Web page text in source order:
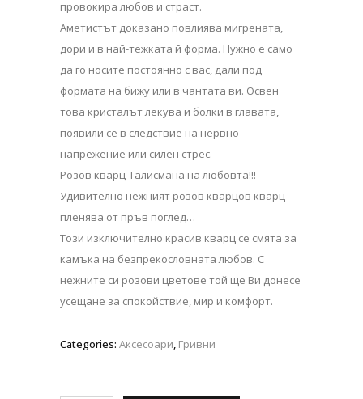
провокира любов и страст.
Аметистът доказано повлиява мигрената,
дори и в най-тежката й форма. Нужно е само
да го носите постоянно с вас, дали под
формата на бижу или в чантата ви. Освен
това кристалът лекува и болки в главата,
появили се в следствие на нервно
напрежение или силен стрес.
Розов кварц-Талисмана на любовта!!!
Удивително нежният розов кварцов кварц
пленява от пръв поглед…
Този изключително красив кварц се смята за
камъка на безпрекословната любов. С
нежните си розови цветове той ще Ви донесе
усещане за спокойствие, мир и комфорт.
Categories: Аксесоари, Гривни